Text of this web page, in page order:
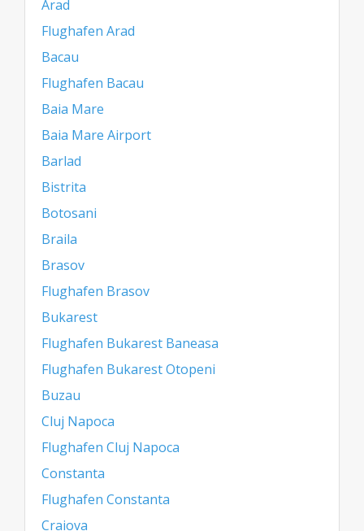
Arad
Flughafen Arad
Bacau
Flughafen Bacau
Baia Mare
Baia Mare Airport
Barlad
Bistrita
Botosani
Braila
Brasov
Flughafen Brasov
Bukarest
Flughafen Bukarest Baneasa
Flughafen Bukarest Otopeni
Buzau
Cluj Napoca
Flughafen Cluj Napoca
Constanta
Flughafen Constanta
Craiova